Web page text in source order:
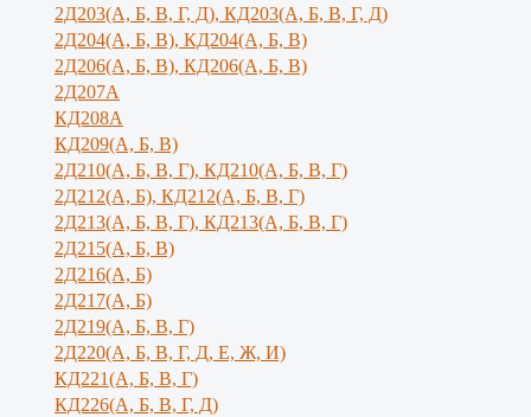
2Д203(А, Б, В, Г, Д), КД203(А, Б, В, Г, Д)
2Д204(А, Б, В), КД204(А, Б, В)
2Д206(А, Б, В), КД206(А, Б, В)
2Д207А
КД208А
КД209(А, Б, В)
2Д210(А, Б, В, Г), КД210(А, Б, В, Г)
2Д212(А, Б), КД212(А, Б, В, Г)
2Д213(А, Б, В, Г), КД213(А, Б, В, Г)
2Д215(А, Б, В)
2Д216(А, Б)
2Д217(А, Б)
2Д219(А, Б, В, Г)
2Д220(А, Б, В, Г, Д, Е, Ж, И)
КД221(А, Б, В, Г)
КД226(А, Б, В, Г, Д)